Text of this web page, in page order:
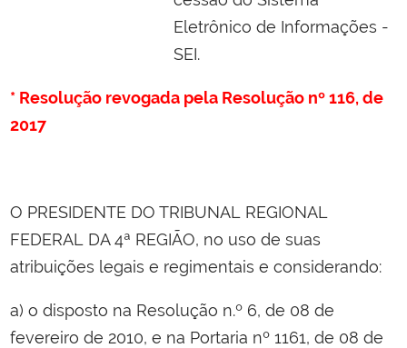
Eletrônico de Informações -
SEI.
* Resolução revogada pela Resolução nº 116, de
2017
O PRESIDENTE DO TRIBUNAL REGIONAL
FEDERAL DA 4ª REGIÃO, no uso de suas
atribuições legais e regimentais e considerando:
a) o disposto na Resolução n.º 6, de 08 de
fevereiro de 2010, e na Portaria nº 1161, de 08 de